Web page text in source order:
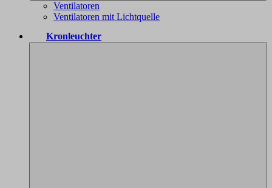
Ventilatoren
Ventilatoren mit Lichtquelle
Kronleuchter